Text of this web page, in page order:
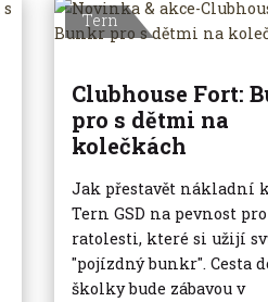
Tern
Clubhouse Fort:
pro s dětmi na
kolečkách
Jak přestavět nákladní
Tern GSD na pevnost pro
ratolesti, které si užijí
"pojízdný bunkr". Cesta
školky bude zábavou v